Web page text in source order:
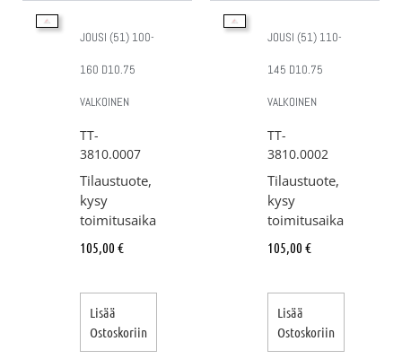
JOUSI (51) 100-
160 D10.75
VALKOINEN
TT-
3810.0007
Tilaustuote,
kysy
toimitusaika
105,00 €
Lisää
Ostoskoriin
JOUSI (51) 110-
145 D10.75
VALKOINEN
TT-
3810.0002
Tilaustuote,
kysy
toimitusaika
105,00 €
Lisää
Ostoskoriin